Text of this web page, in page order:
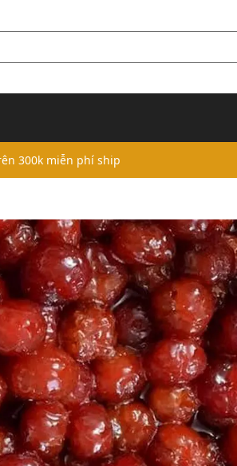
300k miễn phí ship